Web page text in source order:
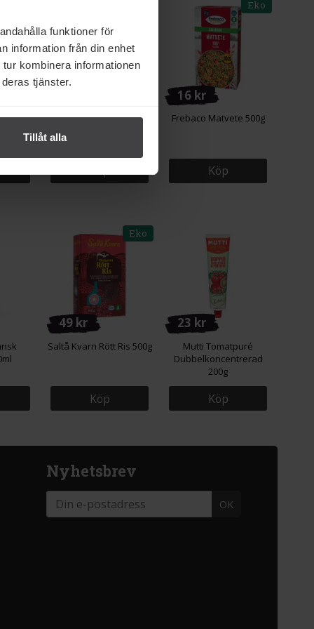
funktioner för
information från din enhet
kombinera informationen
tjänster.
Tillåt alla
Good Grains Bulgur av
16 kr
Eko
Frebaco Matvete 500g
Köp
49 kr
Eko
Saltå Kvarn Rött Ris 500g
Köp
23 kr
Mutti Tomatpuré
Dubbelkoncentrerad
200g
Köp
Nyhetsbrev
OK